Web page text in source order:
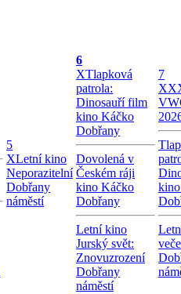
5
XLetní kino
Neporazitelní
Dobřany
náměstí
6
XTlapková
patrola:
Dinosauří film
kino Káčko
Dobřany
Dovolená v
Českém ráji
kino Káčko
Dobřany
Letní kino
Jurský svět:
Znovuzrození
Dobřany
náměstí
7
X